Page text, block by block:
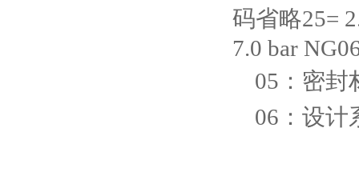
码省略25=
7.0 bar
05：密封
06：设计